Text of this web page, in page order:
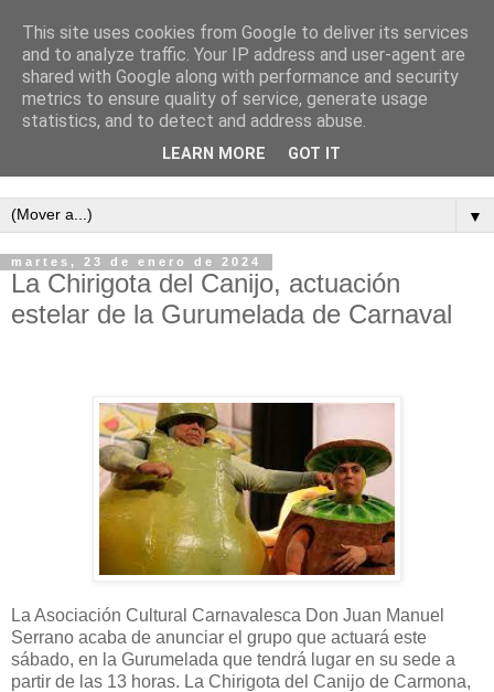
Semanario independiente de Calañas
▼
martes, 23 de enero de 2024
La Chirigota del Canijo, actuación
estelar de la Gurumelada de Carnaval
La Asociación Cultural Carnavalesca Don Juan Manuel
Serrano acaba de anunciar el grupo que actuará este
sábado, en la Gurumelada que tendrá lugar en su sede a
partir de las 13 horas. La Chirigota del Canijo de Carmona,
This site uses cookies from Google to deliver its services
and to analyze traffic. Your IP address and user-agent are
shared with Google along with performance and security
metrics to ensure quality of service, generate usage
statistics, and to detect and address abuse.
LEARN MORE GOT IT